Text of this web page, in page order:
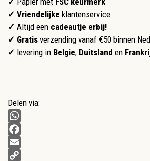
✓ Vriendelijke klantenservice
✓ Altijd een cadeautje erbij!
✓ Gratis verzending vanaf €50 binnen
✓ levering in Belgie, Duitsland en
Delen via:
WhatsApp
Facebook
Email